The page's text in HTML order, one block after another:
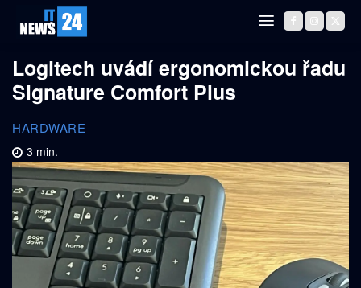
Logitech uvádí ergonomickou řadu
Signature Comfort Plus
HARDWARE
3 min.